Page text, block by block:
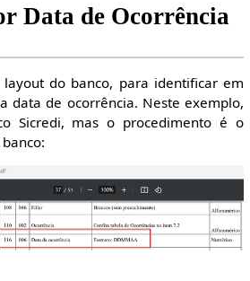
Data de Ocorrência
layout do banco, para identificar em
data de ocorrência. Neste exemplo,
Sicredi, mas o procedimento é o